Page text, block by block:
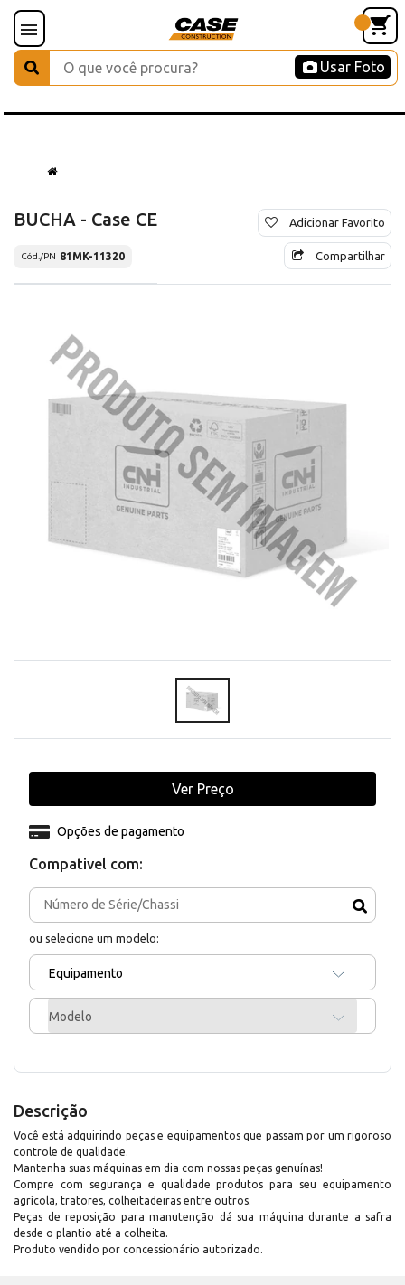
Usar Foto
BUCHA - Case CE
Cód./PN 81MK-11320
Adicionar Favorito
Compartilhar
Compativel com:
ou selecione um modelo:
Equipamento
Modelo
Opções de pagamento
Ver Preço
Descrição
Você está adquirindo peças e equipamentos que passam por um rigoroso
controle de qualidade.
Mantenha suas máquinas em dia com nossas peças genuínas!
Compre com segurança e qualidade produtos para seu equipamento
agrícola, tratores, colheitadeiras entre outros.
Peças de reposição para manutenção dá sua máquina durante a safra
desde o plantio até a colheita.
Produto vendido por concessionário autorizado.